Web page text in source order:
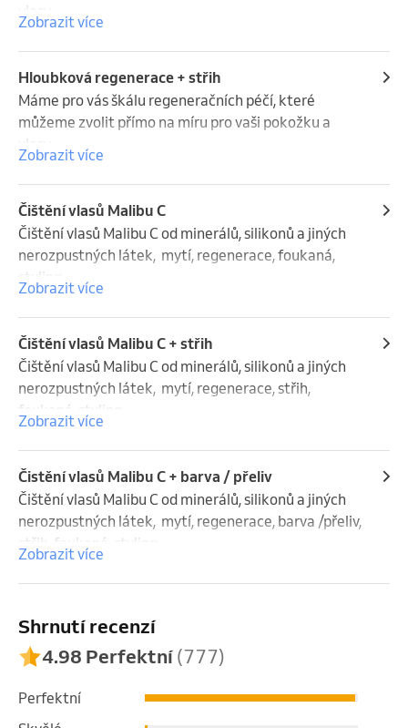
vlasy .
Následuje konzultace , individualní péče a na závěr
foukaná.
Pokud se chcete dozvědět více nebojte se nám
telefonicky ozvat.:)
Cena :  1300 - 1700  Kč
Uvedené ceny jsou pouze orientační. Konečná cena
se odvíjí od spotřebovaného materiálu a celkového
času úkonu.
Zobrazit více
Hloubková regenerace + střih
Máme pro vás škálu regeneračních péčí, které
můžeme zvolit přímo na míru pro vaši pokožku a
vlasy .
Následuje konzultace , individualní péče, střih a na
závěr foukaná.
Cena :  1 700 - 2 300 Kč
Uvedené ceny jsou pouze orientační. Konečná cena
se odvíjí od spotřebovaného materiálu a celkového
času úkonu.
Zobrazit více
Čištění vlasů Malibu C
Čištění vlasů Malibu C od minerálů, silikonů a jiných
nerozpustných látek,  mytí, regenerace, foukaná,
styling
Cena: 1 600-2200 Kč
Zobrazit více
Čištění vlasů Malibu C + střih
Čištění vlasů Malibu C od minerálů, silikonů a jiných
nerozpustných látek,  mytí, regenerace, střih,
foukaná, styling
Cena: 2400 - 3100 Kč
Zobrazit více
Čistění vlasů Malibu C + barva / přeliv
Čištění vlasů Malibu C od minerálů, silikonů a jiných
nerozpustných látek,  mytí, regenerace, barva /přeliv,
střih, foukaná, styling
Cena: 3600 - 4200 Kč
Zobrazit více
Shrnutí recenzí
4.98 Perfektní(777)
Perfektní